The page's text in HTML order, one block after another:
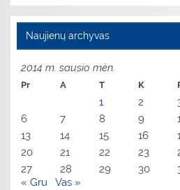
Naujienų archyvas
2014 m. sausio mėn.
Pr A T K
1 2
6
7 8 9
13
14 15 16
20
21 22 23
27
28 29 30
« Gru
Vas »